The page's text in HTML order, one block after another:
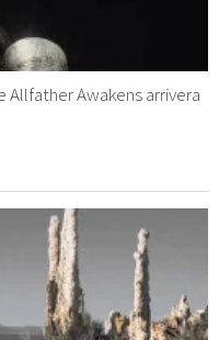
Allfather Awakens arrivera